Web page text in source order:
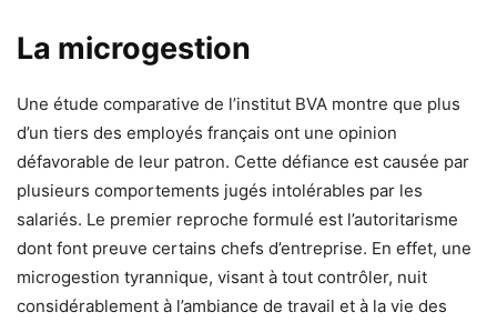
La microgestion
Une étude comparative de l’institut BVA montre que plus
d’un tiers des employés français ont une opinion
défavorable de leur patron. Cette défiance est causée par
plusieurs comportements jugés intolérables par les
salariés. Le premier reproche formulé est l’autoritarisme
dont font preuve certains chefs d’entreprise. En effet, une
microgestion tyrannique, visant à tout contrôler, nuit
considérablement à l’ambiance de travail et à la vie des